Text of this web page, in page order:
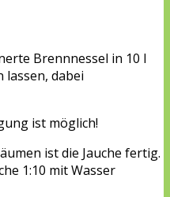
Brennnessel in 10 l
lassen, dabei
ist möglich!
ist die Jauche fertig.
1:10 mit Wasser